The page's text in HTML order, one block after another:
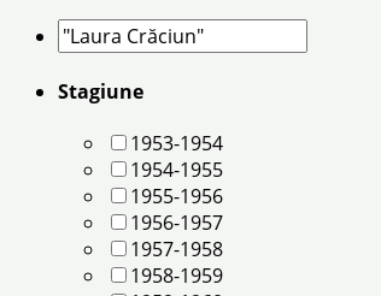
Stagiune
1953-1954
1954-1955
1955-1956
1956-1957
1957-1958
1958-1959